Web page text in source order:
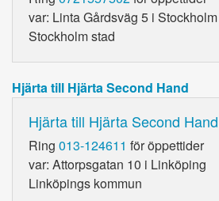
var: Linta Gårdsväg 5 i Stockholm
Stockholm stad
Hjärta till Hjärta Second Hand
Hjärta till Hjärta Second Hand
Ring 013-124611 för öppettider
var: Attorpsgatan 10 i Linköping
Linköpings kommun